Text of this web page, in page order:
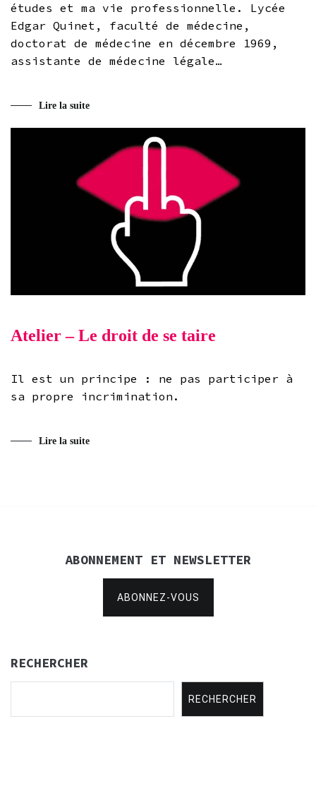
études et ma vie professionnelle. Lycée
Edgar Quinet, faculté de médecine,
doctorat de médecine en décembre 1969,
assistante de médecine légale…
Lire la suite
Atelier – Le droit de se taire
Il est un principe : ne pas participer à
sa propre incrimination.
Lire la suite
ABONNEMENT ET NEWSLETTER
ABONNEZ-VOUS
RECHERCHER
RECHERCHER